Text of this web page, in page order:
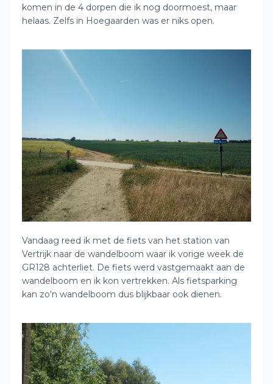
komen in de 4 dorpen die ik nog doormoest, maar
helaas. Zelfs in Hoegaarden was er niks open.
Vandaag reed ik met de fiets van het station van
Vertrijk naar de wandelboom waar ik vorige week de
GR128 achterliet. De fiets werd vastgemaakt aan de
wandelboom en ik kon vertrekken. Als fietsparking
kan zo'n wandelboom dus blijkbaar ook dienen.